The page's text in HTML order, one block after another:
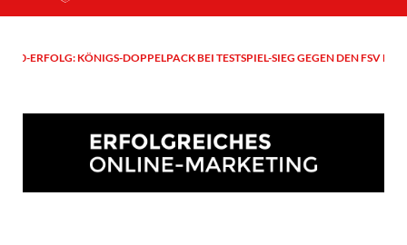
6:0-ERFOLG: KÖNIGS-DOPPELPACK BEI TESTSPIEL-SIEG GEGEN DEN FSV